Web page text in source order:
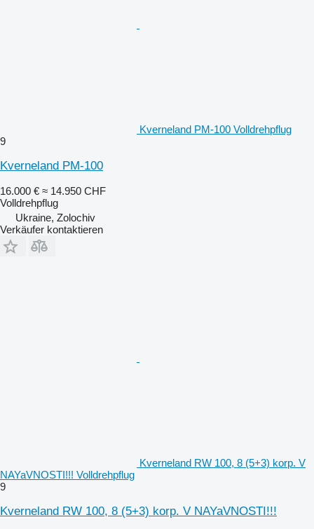
Kverneland PM-100 Volldrehpflug
9
Kverneland PM-100
16.000 € ≈ 14.950 CHF
Volldrehpflug
Ukraine, Zolochiv
Verkäufer kontaktieren
Kverneland RW 100, 8 (5+3) korp. V
NAYaVNOSTI!!! Volldrehpflug
9
Kverneland RW 100, 8 (5+3) korp. V NAYaVNOSTI!!!